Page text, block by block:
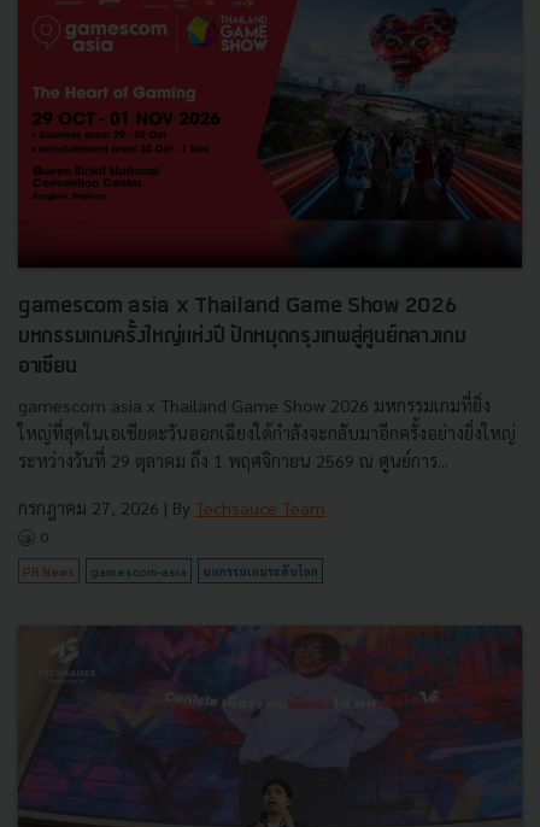
gamescom asia x Thailand Game Show 2026
มหกรรมเกมครั้งใหญ่แห่งปี ปักหมุดกรุงเทพสู่ศูนย์กลางเกม
อาเซียน
gamescom asia x Thailand Game Show 2026 มหกรรมเกมที่ยิ่ง
ใหญ่ที่สุดในเอเชียตะวันออกเฉียงใต้กำลังจะกลับมาอีกครั้งอย่างยิ่งใหญ่
ระหว่างวันที่ 29 ตุลาคม ถึง 1 พฤศจิกายน 2569 ณ ศูนย์การ...
กรกฎาคม 27, 2026 | By Techsauce Team
0
PR News gamescom-asia มหกรรมเกมระดับโลก